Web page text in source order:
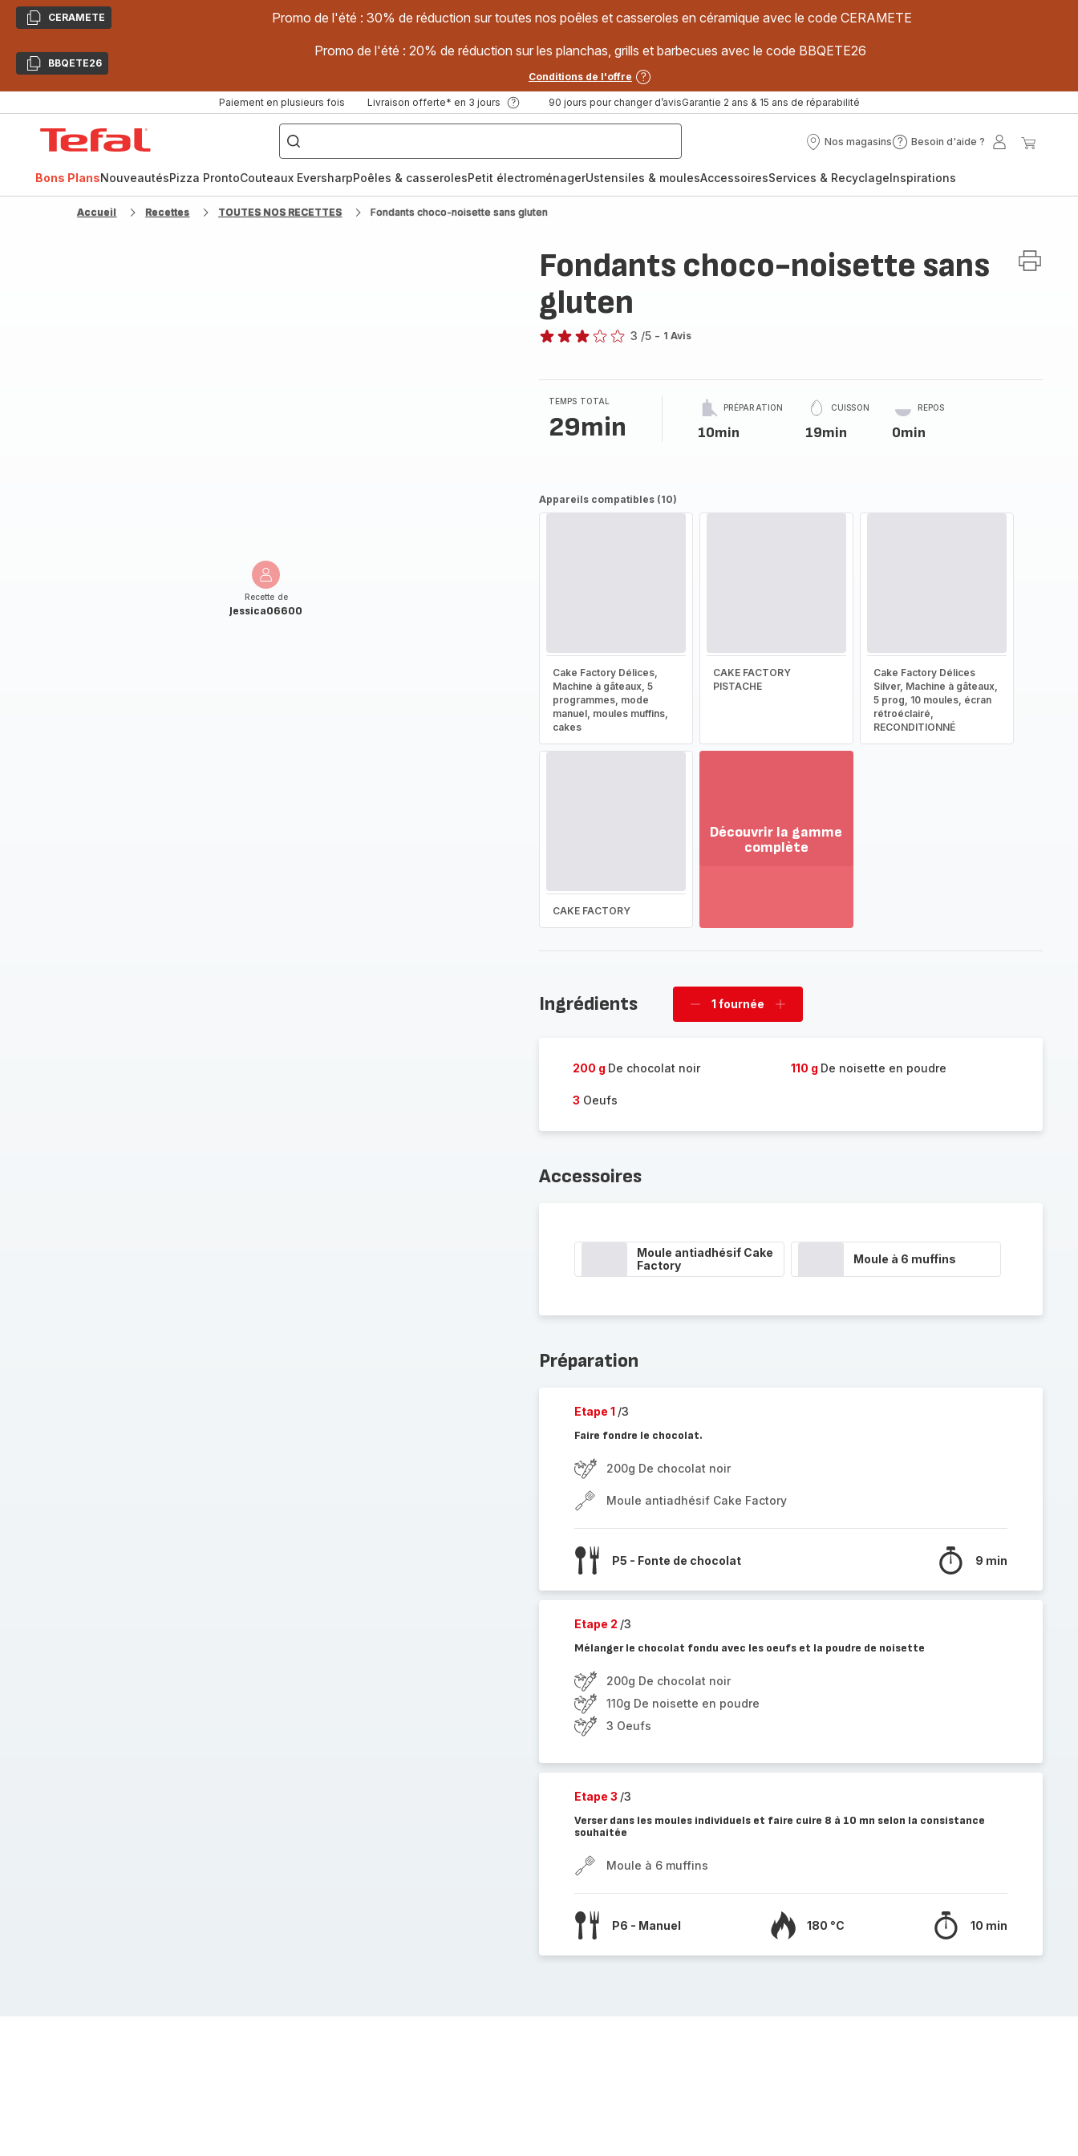
CopierCERAMETE Promo de l'été : 30% de réduction sur toutes nos poêles et casseroles en céramique avec le code CERAMETE
CopierBBQETE26
Promo de l'été : 20% de réduction sur les planchas, grills et barbecues avec le code BBQETE26
Conditions de l'offre
Paiement en plusieurs fois Livraison offerte* en 3 jours 90 jours pour changer d’avisGarantie 2 ans & 15 ans de réparabilité
["Poêles
inox,
Cake
Factory,
Nos magasins
Nos
Besoin d'aide ?
Besoin
?
Mon
Bons PlansNouveautésPizza ProntoCouteaux EversharpPoêles & casserolesPetit électroménagerUstensiles & moulesAccessoiresServices & RecyclageInspirations
Accueil Recettes TOUTES NOS RECETTES Fondants choco-noisette sans gluten
Recette de
Jessica06600
Fondants choco-noisette sans
gluten
étoiles
(moyenne)
3 /5 - 1 Avis
TEMPS TOTAL
29min
PRÉPARATION
10min
CUISSON
19min
REPOS
0min
Appareils compatibles (10)
Cake Factory Délices,
Machine à gâteaux, 5
programmes, mode
manuel, moules muffins,
cakes
CAKE FACTORY
PISTACHE
Cake Factory Délices
Silver, Machine à gâteaux,
5 prog, 10 moules, écran
rétroéclairé,
RECONDITIONNÉ
CAKE FACTORY
Découvrir la gamme
complète
la
Ingrédients
Supprimer
1 fournée
Ajouter
200 g De chocolat noir 110 g De noisette en poudre
3 Oeufs
Accessoires
Moule antiadhésif Cake
Factory
Moule à 6 muffins
Préparation
Etape 1 /3
Faire fondre le chocolat.
200g De chocolat noir
Moule antiadhésif Cake Factory
P5 - Fonte de chocolat 9 min
Etape 2 /3
Mélanger le chocolat fondu avec les oeufs et la poudre de noisette
200g De chocolat noir
110g De noisette en poudre
3 Oeufs
Etape 3 /3
Verser dans les moules individuels et faire cuire 8 à 10 mn selon la consistance
souhaitée
Moule à 6 muffins
P6 - Manuel 180 °C 10 min